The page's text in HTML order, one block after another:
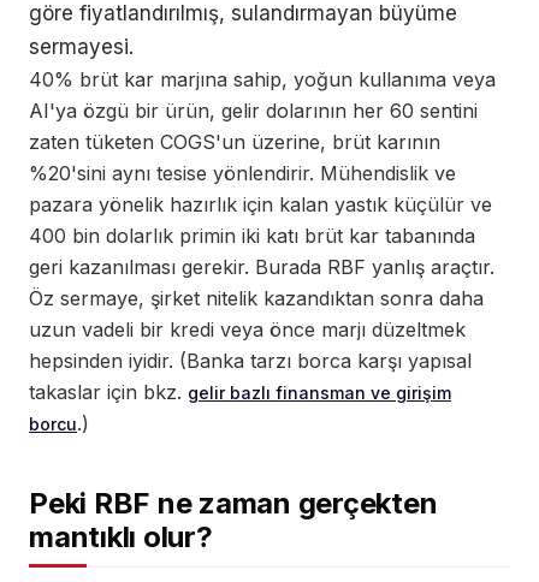
göre fiyatlandırılmış, sulandırmayan büyüme
sermayesi.
40% brüt kar marjına sahip, yoğun kullanıma veya
AI'ya özgü bir ürün, gelir dolarının her 60 sentini
zaten tüketen COGS'un üzerine, brüt karının
%20'sini aynı tesise yönlendirir. Mühendislik ve
pazara yönelik hazırlık için kalan yastık küçülür ve
400 bin dolarlık primin iki katı brüt kar tabanında
geri kazanılması gerekir. Burada RBF yanlış araçtır.
Öz sermaye, şirket nitelik kazandıktan sonra daha
uzun vadeli bir kredi veya önce marjı düzeltmek
hepsinden iyidir. (Banka tarzı borca karşı yapısal
takaslar için bkz. gelir bazlı finansman ve girişim
borcu.)
Peki RBF ne zaman gerçekten
mantıklı olur?